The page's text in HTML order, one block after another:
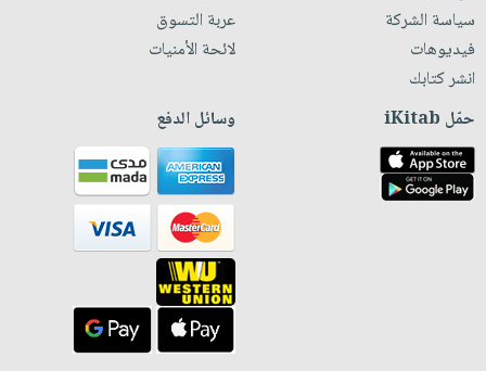
سياسة الشركة
فيديوهات
انشر كتابك
عربة التسوق
لائحة الأمنيات
حمّل iKitab وسائل الدفع